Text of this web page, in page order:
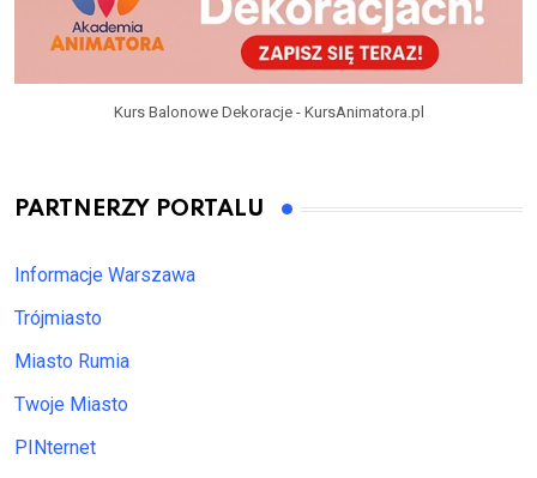
Kurs Balonowe Dekoracje - KursAnimatora.pl
PARTNERZY PORTALU
Informacje Warszawa
Trójmiasto
Miasto Rumia
Twoje Miasto
PINternet